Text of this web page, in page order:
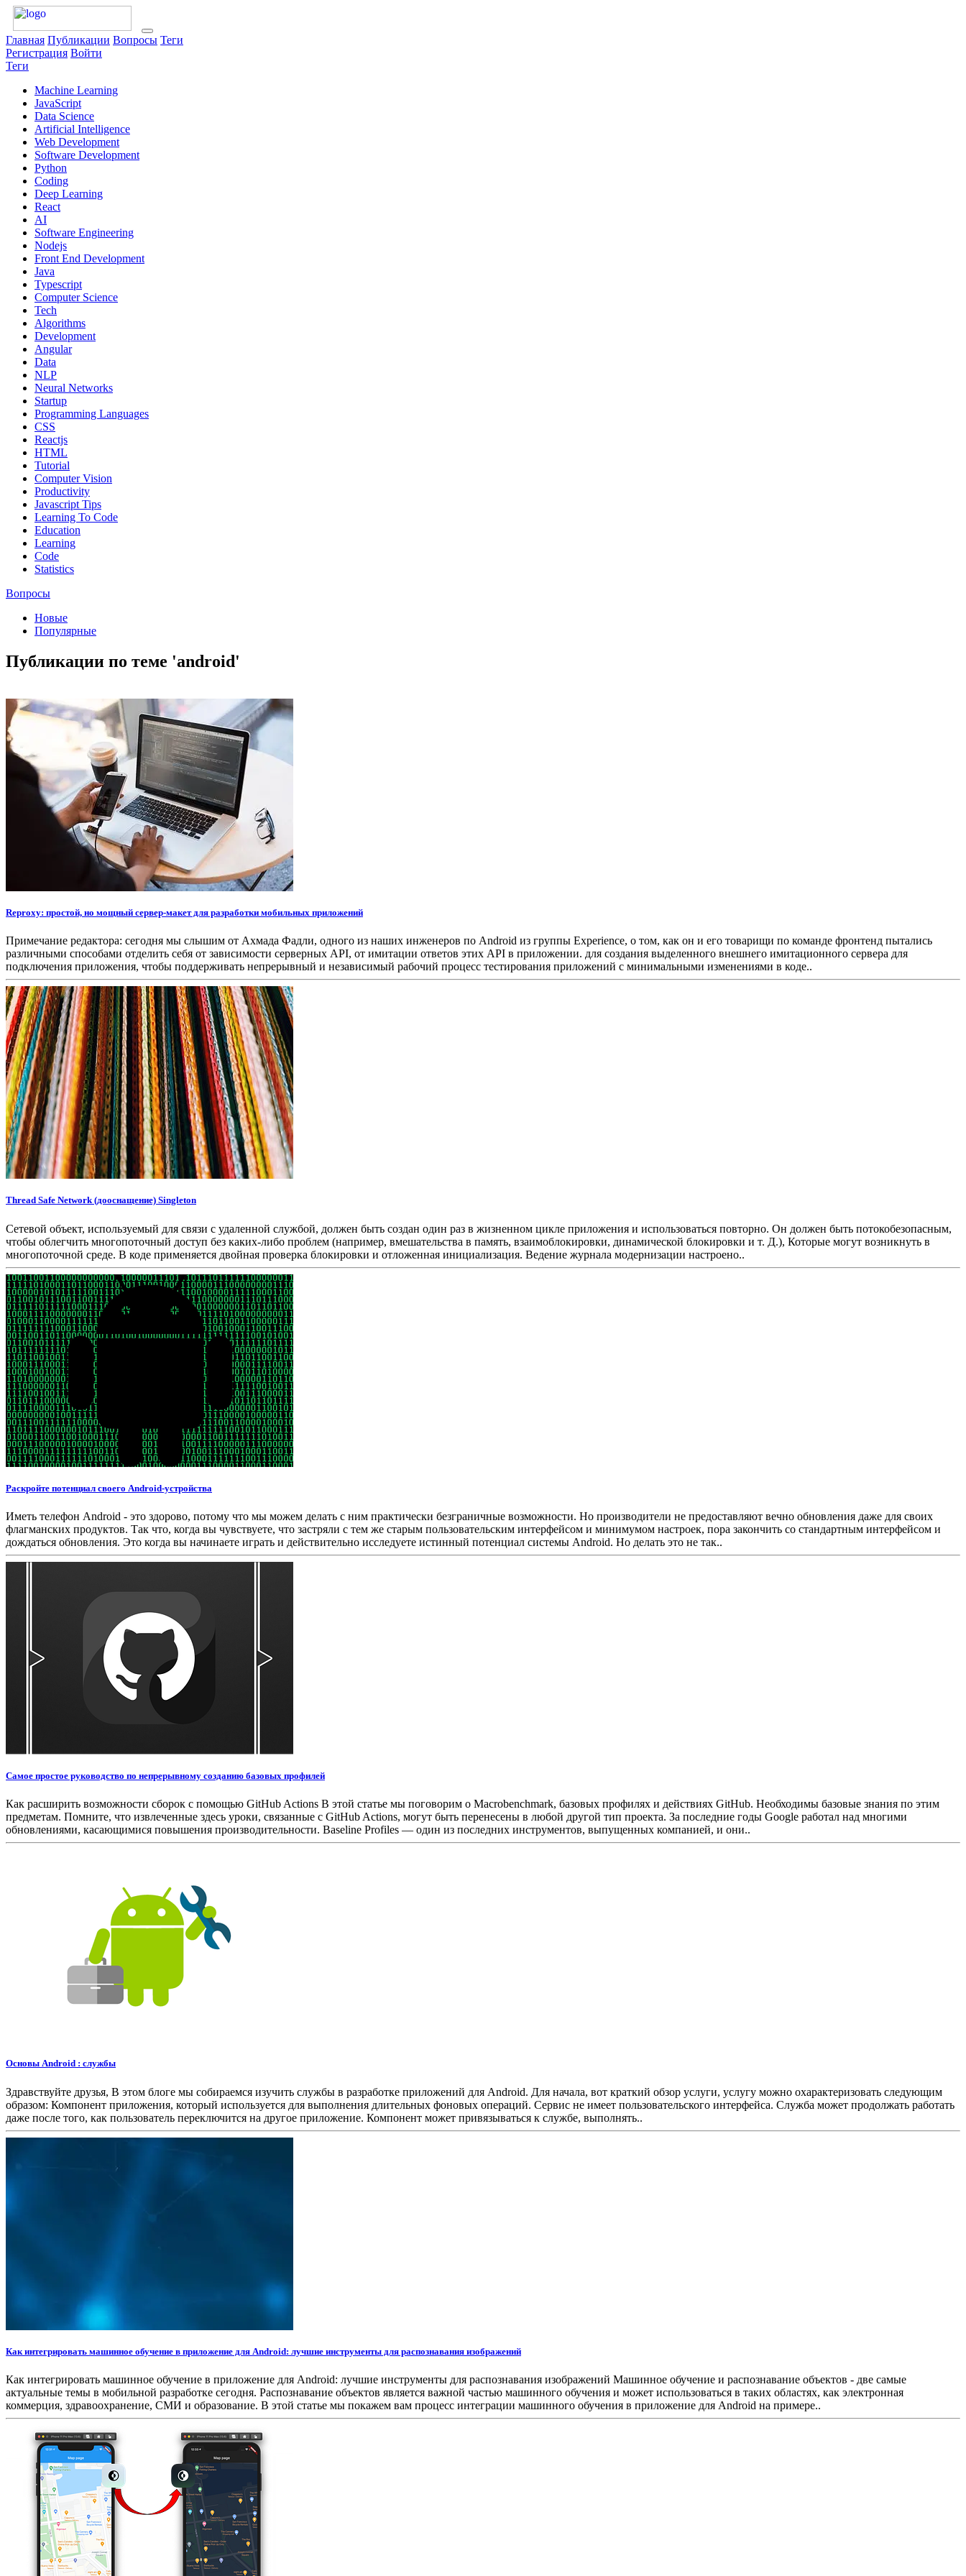
Главная Публикации Вопросы Теги
Регистрация Войти
Теги
Machine Learning
JavaScript
Data Science
Artificial Intelligence
Web Development
Software Development
Python
Coding
Deep Learning
React
AI
Software Engineering
Nodejs
Front End Development
Java
Typescript
Computer Science
Tech
Algorithms
Development
Angular
Data
NLP
Neural Networks
Startup
Programming Languages
CSS
Reactjs
HTML
Tutorial
Computer Vision
Productivity
Javascript Tips
Learning To Code
Education
Learning
Code
Statistics
Вопросы
Новые
Популярные
Публикации по теме 'android'
Reproxy: простой, но мощный сервер-макет для разработки мобильных приложений
Примечание редактора: сегодня мы слышим от Ахмада Фадли, одного из наших инженеров по Android из группы Experience, о том, как он и его товарищи по команде фронтенд пытались
различными способами отделить себя от зависимости серверных API, от имитации ответов этих API в приложении. для создания выделенного внешнего имитационного сервера для
подключения приложения, чтобы поддерживать непрерывный и независимый рабочий процесс тестирования приложений с минимальными изменениями в коде..
Thread Safe Network (дооснащение) Singleton
Сетевой объект, используемый для связи с удаленной службой, должен быть создан один раз в жизненном цикле приложения и использоваться повторно. Он должен быть потокобезопасным,
чтобы облегчить многопоточный доступ без каких-либо проблем (например, вмешательства в память, взаимоблокировки, динамической блокировки и т. Д.), Которые могут возникнуть в
многопоточной среде. В коде применяется двойная проверка блокировки и отложенная инициализация. Ведение журнала модернизации настроено..
Раскройте потенциал своего Android-устройства
Иметь телефон Android - это здорово, потому что мы можем делать с ним практически безграничные возможности. Но производители не предоставляют вечно обновления даже для своих
флагманских продуктов. Так что, когда вы чувствуете, что застряли с тем же старым пользовательским интерфейсом и минимумом настроек, пора закончить со стандартным интерфейсом и
дождаться обновления. Это когда вы начинаете играть и действительно исследуете истинный потенциал системы Android. Но делать это не так..
Самое простое руководство по непрерывному созданию базовых профилей
Как расширить возможности сборок с помощью GitHub Actions В этой статье мы поговорим о Macrobenchmark, базовых профилях и действиях GitHub. Необходимы базовые знания по этим
предметам. Помните, что извлеченные здесь уроки, связанные с GitHub Actions, могут быть перенесены в любой другой тип проекта. За последние годы Google работал над многими
обновлениями, касающимися повышения производительности. Baseline Profiles — один из последних инструментов, выпущенных компанией, и они..
Основы Android : службы
Здравствуйте друзья, В этом блоге мы собираемся изучить службы в разработке приложений для Android. Для начала, вот краткий обзор услуги, услугу можно охарактеризовать следующим
образом: Компонент приложения, который используется для выполнения длительных фоновых операций. Сервис не имеет пользовательского интерфейса. Служба может продолжать работать
даже после того, как пользователь переключится на другое приложение. Компонент может привязываться к службе, выполнять..
Как интегрировать машинное обучение в приложение для Android: лучшие инструменты для распознавания изображений
Как интегрировать машинное обучение в приложение для Android: лучшие инструменты для распознавания изображений Машинное обучение и распознавание объектов - две самые
актуальные темы в мобильной разработке сегодня. Распознавание объектов является важной частью машинного обучения и может использоваться в таких областях, как электронная
коммерция, здравоохранение, СМИ и образование. В этой статье мы покажем вам процесс интеграции машинного обучения в приложение для Android на примере..